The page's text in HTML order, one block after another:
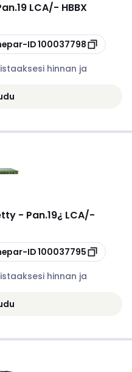
LCA/- HBBX
ID100037798
hinnan ja
- Pan.19¿ LCA/-
ID100037795
hinnan ja